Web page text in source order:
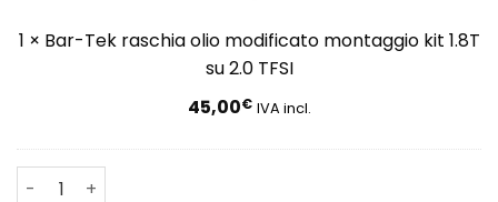
kit
1.8T
su
2.0
TFSI
1 × Bar-Tek raschia olio modificato montaggio kit 1.8T
su 2.0 TFSI
45,00€ IVA incl.
Bar-Tek guida per fori su blocco 2.0 TFSI installazione